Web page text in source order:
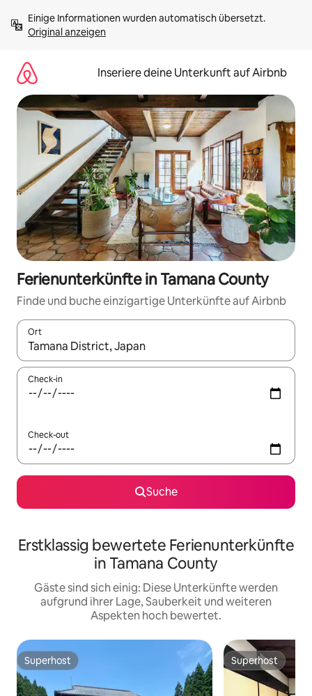
Inhalten
springenOriginal anzeigen
Inseriere deine Unterkunft auf Airbnb
Ferienunterkünfte in Tamana County
Finde und buche einzigartige Unterkünfte auf Airbnb
Ort
Wenn Ergebnisse verfügbar sind, navigiere mit den
Check-in
Check-out
Suche
Erstklassig bewertete Ferienunterkünfte
in Tamana County
Gäste sind sich einig: Diese Unterkünfte werden
aufgrund ihrer Lage, Sauberkeit und weiteren
Aspekten hoch bewertet.
Superhost
Superhost Superhost
Superhost